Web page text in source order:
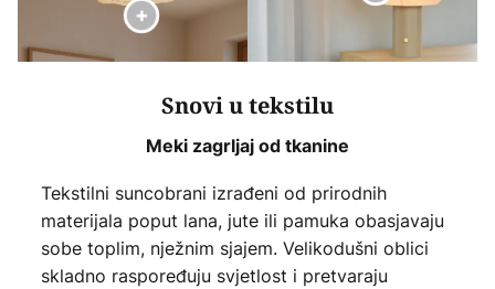
Snovi u tekstilu
Meki zagrljaj od tkanine
Tekstilni suncobrani izrađeni od prirodnih
materijala poput lana, jute ili pamuka obasjavaju
sobe toplim, nježnim sjajem. Velikodušni oblici
skladno raspoređuju svjetlost i pretvaraju